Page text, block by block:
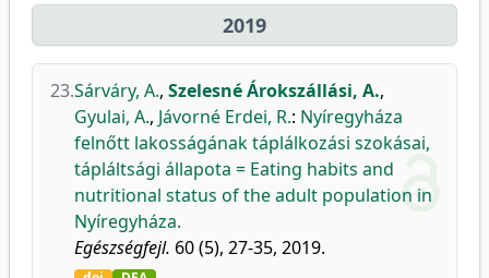
2019
23.Sárváry, A., Szelesné Árokszállási, A.,
Gyulai, A., Jávorné Erdei, R.: Nyíregyháza
felnőtt lakosságának táplálkozási szokásai,
tápláltsági állapota = Eating habits and
nutritional status of the adult population in
Nyíregyháza.
Egészségfejl. 60 (5), 27-35, 2019.